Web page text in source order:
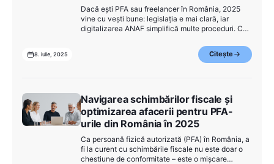
Dacă ești PFA sau freelancer în România, 2025
vine cu vești bune: legislația e mai clară, iar
digitalizarea ANAF simplifică multe proceduri. Cu
făcut, ce poți deduce și cum îți menții
8. iulie, 2025 Citește
Navigarea schimbărilor fiscale și
optimizarea afacerii pentru PFA-
urile din România în 2025
Ca persoană fizică autorizată (PFA) în România, a
fi la curent cu schimbările fiscale nu este doar o
chestiune de conformitate – este o mișcare